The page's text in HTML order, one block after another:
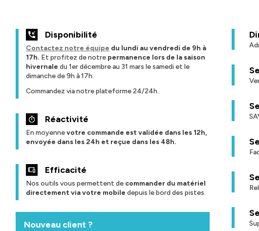
Disponibilité
Contactez notre équipe du lundi au vendredi de 9h à
17h. Et profitez de notre permanence lors de la saison
hivernale du 1er décembre au 31 mars le samedi et le
dimanche de 9h à 17h.
Commandez via notre plateforme 24/24h.
Réactivité
En moyennevotre commande est validée dans les 12h,
envoyée dans les 24h et reçue dans les 48h.
Efficacité
Nos outils vous permettent de commander du matériel
directement via votre mobile depuis le bord des pistes.
Nouveau client ?